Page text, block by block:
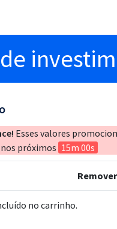
de
Esses valores
próximos 15m 00s
Remover
no carrinho.